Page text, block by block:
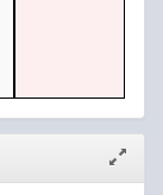
Situação
do
janela